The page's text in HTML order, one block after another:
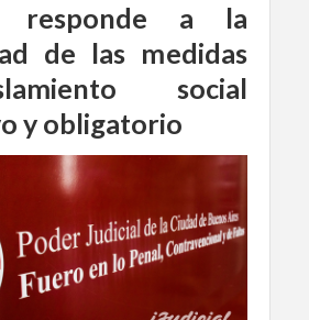
responde a la
de las medidas
social
y obligatorio